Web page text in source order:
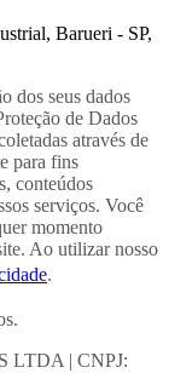
Barueri - SP,
dos seus dados
de Dados
através de
para fins
conteúdos
serviços. Você
momento
Ao utilizar nosso
.
LTDA | CNPJ: